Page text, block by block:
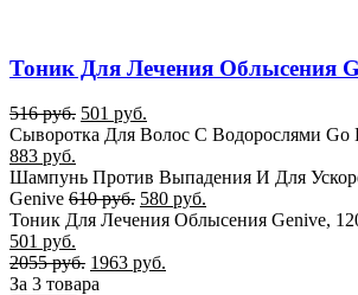
Тоник Для Лечения Облысения
516руб. 501 руб.
Сыворотка Для Волос С Водорослями Go
883 руб.
Шампунь Против Выпадения И Для
Genive 610руб. 580 руб.
Тоник Для Лечения Облысения Genive,
501 руб.
2055руб. 1963 руб.
За 3 товара